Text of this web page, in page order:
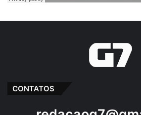
CONTATOS